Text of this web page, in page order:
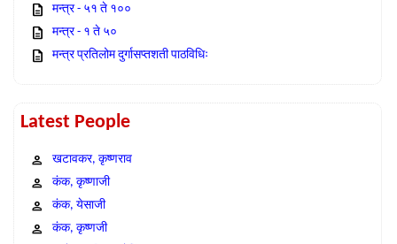
मन्त्र - ५१ ते १००
मन्त्र - १ ते ५०
मन्त्र प्रतिलोम दुर्गासप्तशती पाठविधिः
Latest People
खटावकर, कृष्णराव
कंक, कृष्णाजी
कंक, येसाजी
कंक, कृष्णजी